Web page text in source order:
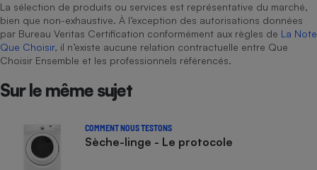
La sélection de produits ou services est représentative du marché,
bien que non-exhaustive. À l’exception des autorisations données
par Bureau Veritas Certification conformément aux règles de La Note
Que Choisir, il n’existe aucune relation contractuelle entre Que
Choisir Ensemble et les professionnels référencés.
Sur le même sujet
COMMENT NOUS TESTONS
Sèche-linge - Le protocole